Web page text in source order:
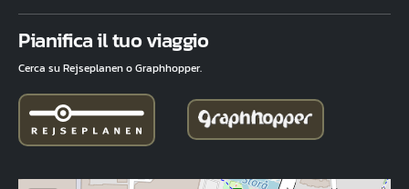
Pianifica il tuo viaggio
Cerca su Rejseplanen o Graphhopper.